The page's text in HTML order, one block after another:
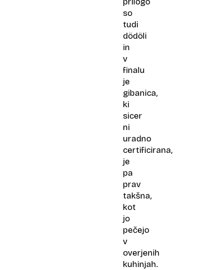
so
tudi
dödöli
in
v
finalu
je
gibanica,
ki
sicer
ni
uradno
certificirana,
je
pa
prav
takšna,
kot
jo
pečejo
v
overjenih
kuhinjah.